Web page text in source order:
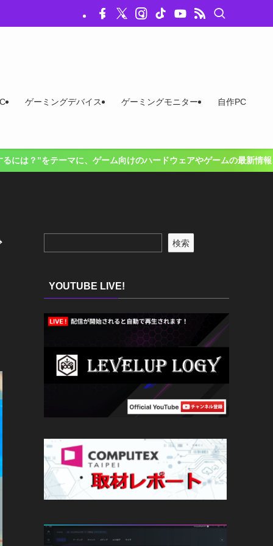
ゲーミングデバイス ゲーミングモニター 自作PC
ム向けのハードウェアやゲームの最新情報、お得な情報をお届けす
検索
YOUTUBE LIVE!